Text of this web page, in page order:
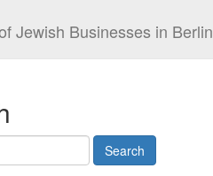
Jewish Businesses in Berlin